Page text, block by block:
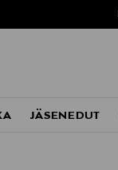
JÄSENEDUT